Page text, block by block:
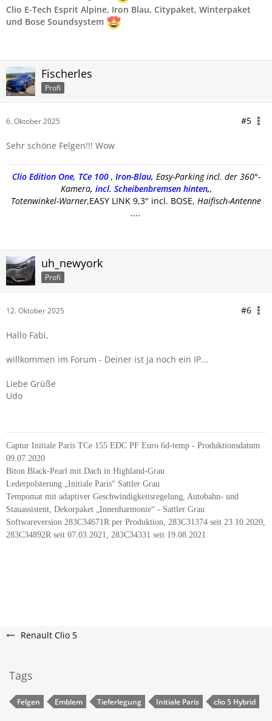
Clio E-Tech Esprit Alpine, Iron Blau, Citypaket, Winterpaket
und Bose Soundsystem
Fischerles
Profi
6. Oktober 2025 #5
Sehr schöne Felgen!!! Wow
Clio Edition One, TCe 100 , Iron-Blau, Easy-Parking incl. der 360°-
Kamera, incl. Scheibenbremsen hinten,,
Totenwinkel-Warner,EASY LINK 9,3" incl. BOSE, Haifisch-Antenne
....
uh_newyork
Profi
12. Oktober 2025 #6
Hallo Fabi,
willkommen im Forum - Deiner ist ja noch ein IP...
Liebe Grüße
Udo
Captur Initiale Paris TCe 155 EDC PF Euro 6d-temp - Produktionsdatum
09.07.2020
Biton Black-Pearl mit Dach in Highland-Grau
Lederpolsterung „Initiale Paris“ Sattler Grau
Tempomat mit adaptiver Geschwindigkeitsregelung, Autobahn- und
Stauassistent, Dekorpaket „Innenharmonie“ - Sattler Grau
Softwareversion 283C34671R per Produktion, 283C31374 seit 23.10.2020,
283C34892R seit 07.03.2021, 283C34331 seit 19.08.2021
Renault Clio 5
Tags
Felgen Emblem Tieferlegung Initiale Paris clio 5 Hybrid